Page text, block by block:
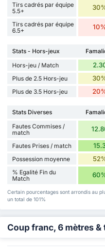
Tirs cadrés par équipe
5.5+
Tirs cadrés par équipe
6.5+
Stats - Hors-jeux
Hors-jeu / Match
Plus de 2.5 Hors-jeu
Plus de 3.5 Hors-jeu
Stats Diverses
Fautes Commises /
match
Fautes Prises / match
Possession moyenne
% Egalité Fin du
Match
Certain pourcentages sont arrondis au
un total de 101%
Coup franc, 6 mètres &